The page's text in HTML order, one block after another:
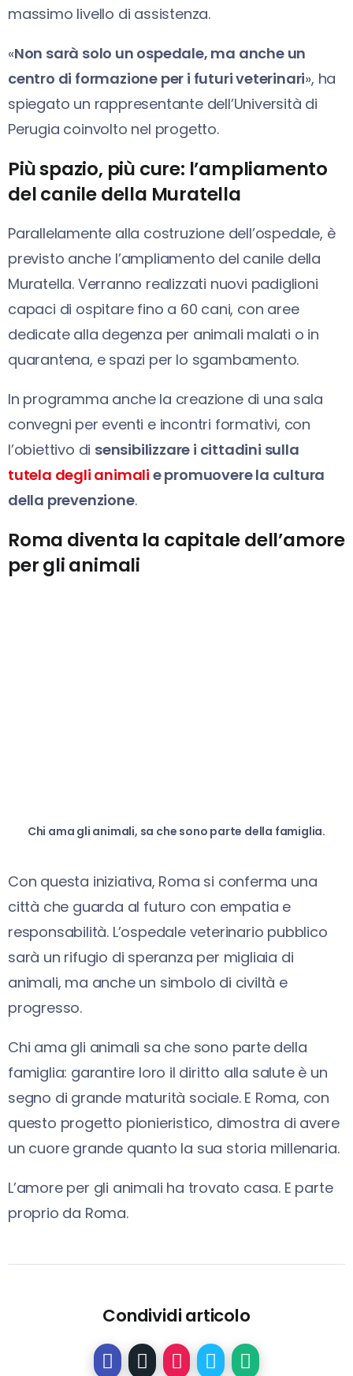
massimo livello di assistenza.
«Non sarà solo un ospedale, ma anche un
centro di formazione per i futuri veterinari», ha
spiegato un rappresentante dell’Università di
Perugia coinvolto nel progetto.
Più spazio, più cure: l’ampliamento
del canile della Muratella
Parallelamente alla costruzione dell’ospedale, è
previsto anche l’ampliamento del canile della
Muratella. Verranno realizzati nuovi padiglioni
capaci di ospitare fino a 60 cani, con aree
dedicate alla degenza per animali malati o in
quarantena, e spazi per lo sgambamento.
In programma anche la creazione di una sala
convegni per eventi e incontri formativi, con
l’obiettivo di sensibilizzare i cittadini sulla
tutela degli animali e promuovere la cultura
della prevenzione.
Roma diventa la capitale dell’amore
per gli animali
Chi ama gli animali, sa che sono parte della famiglia.
Con questa iniziativa, Roma si conferma una
città che guarda al futuro con empatia e
responsabilità. L’ospedale veterinario pubblico
sarà un rifugio di speranza per migliaia di
animali, ma anche un simbolo di civiltà e
progresso.
Chi ama gli animali sa che sono parte della
famiglia: garantire loro il diritto alla salute è un
segno di grande maturità sociale. E Roma, con
questo progetto pionieristico, dimostra di avere
un cuore grande quanto la sua storia millenaria.
L’amore per gli animali ha trovato casa. E parte
proprio da Roma.
Condividi articolo